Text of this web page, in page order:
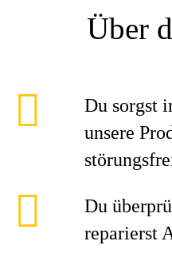
Über
Du sorgst
unsere
Du
reparierst